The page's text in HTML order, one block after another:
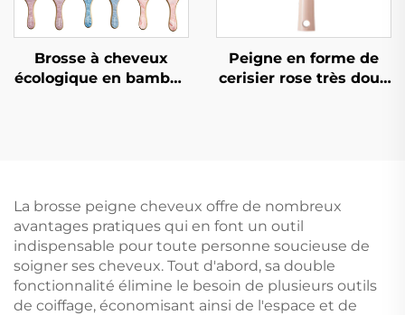
Brosse à cheveux
écologique en bambou
personnalisé
Peigne en forme de
cerisier rose très doux
Mode pour usage
domestique féminin
La brosse peigne cheveux offre de nombreux
avantages pratiques qui en font un outil
indispensable pour toute personne soucieuse de
soigner ses cheveux. Tout d'abord, sa double
fonctionnalité élimine le besoin de plusieurs outils
de coiffage, économisant ainsi de l'espace et de